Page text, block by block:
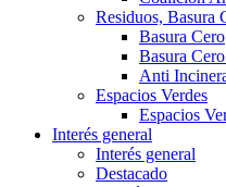
Residuos, Basura
Basura Cero
Basura
Anti
Espacios Verdes
Espacios
Interés general
Interés general
Destacado